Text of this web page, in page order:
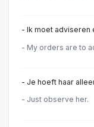
- Ik moet adviseren
- My orders are to
- Je hoeft haar
- Just observe her.